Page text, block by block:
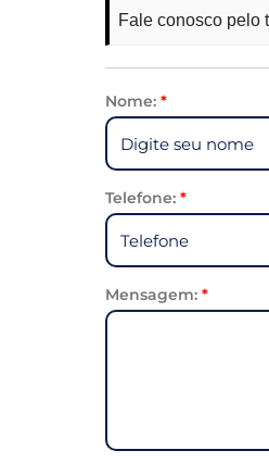
Fale conosco pelo
Nome:*
Telefone:*
Mensagem:*